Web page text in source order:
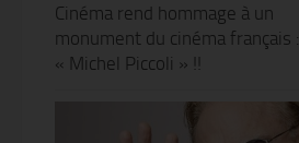
Cinéma rend hommage à un
monument du cinéma français :
« Michel Piccoli » !!